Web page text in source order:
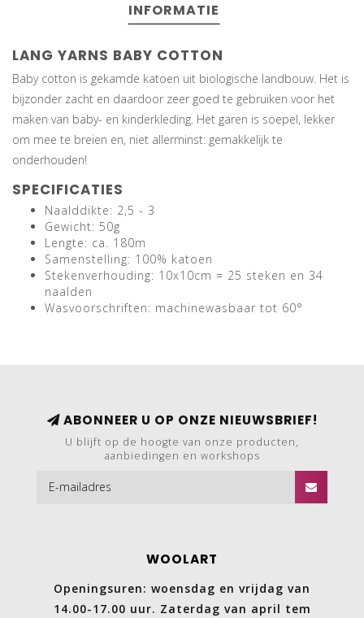
INFORMATIE
LANG YARNS BABY COTTON
Baby cotton is gekamde katoen uit biologische landbouw. Het is
bijzonder zacht en daardoor zeer goed te gebruiken voor het
maken van baby- en kinderkleding. Het garen is soepel, lekker
om mee te breien en, niet allerminst: gemakkelijk te
onderhouden!
SPECIFICATIES
Naalddikte: 2,5 - 3
Gewicht: 50g
Lengte: ca. 180m
Samenstelling: 100% katoen
Stekenverhouding: 10x10cm = 25 steken en 34
naalden
Wasvoorschriften: machinewasbaar tot 60°
ABONNEER U OP ONZE NIEUWSBRIEF!
U blijft op de hoogte van onze producten,
aanbiedingen en workshops
WOOLART
Openingsuren: woensdag en vrijdag van
14.00-17.00 uur. Zaterdag van april tem